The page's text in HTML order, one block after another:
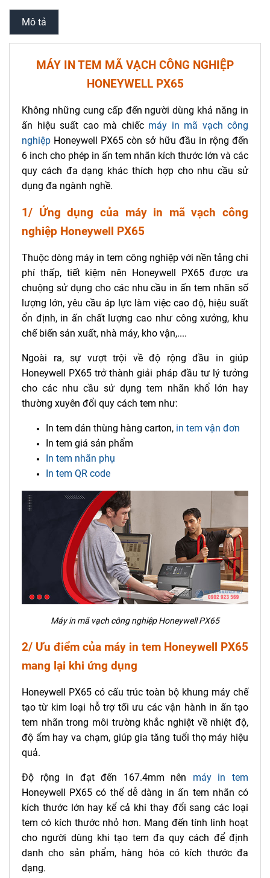
Mô tả
MÁY IN TEM MÃ VẠCH CÔNG NGHIỆP
HONEYWELL PX65
Không những cung cấp đến người dùng khả năng in
ấn hiệu suất cao mà chiếc máy in mã vạch công
nghiệp Honeywell PX65 còn sở hữu đầu in rộng đến
6 inch cho phép in ấn tem nhãn kích thước lớn và các
quy cách đa dạng khác thích hợp cho nhu cầu sử
dụng đa ngành nghề.
1/ Ứng dụng của máy in mã vạch công
nghiệp Honeywell PX65
Thuộc dòng máy in tem công nghiệp với nền tảng chi
phí thấp, tiết kiệm nên Honeywell PX65 được ưa
chuộng sử dụng cho các nhu cầu in ấn tem nhãn số
lượng lớn, yêu cầu áp lực làm việc cao độ, hiệu suất
ổn định, in ấn chất lượng cao như công xưởng, khu
chế biến sản xuất, nhà máy, kho vận,....
Ngoài ra, sự vượt trội về độ rộng đầu in giúp
Honeywell PX65 trở thành giải pháp đầu tư lý tưởng
cho các nhu cầu sử dụng tem nhãn khổ lớn hay
thường xuyên đổi quy cách tem như:
In tem dán thùng hàng carton, in tem vận đơn
In tem giá sản phẩm
In tem nhãn phụ
In tem QR code
Máy in mã vạch công nghiệp Honeywell PX65
2/ Ưu điểm của máy in tem Honeywell PX65
mang lại khi ứng dụng
Honeywell PX65 có cấu trúc toàn bộ khung máy chế
tạo từ kim loại hỗ trợ tối ưu các vận hành in ấn tạo
tem nhãn trong môi trường khắc nghiệt về nhiệt độ,
độ ẩm hay va chạm, giúp gia tăng tuổi thọ máy hiệu
quả.
Độ rộng in đạt đến 167.4mm nên máy in tem
Honeywell PX65 có thể dễ dàng in ấn tem nhãn có
kích thước lớn hay kể cả khi thay đổi sang các loại
tem có kích thước nhỏ hơn. Mang đến tính linh hoạt
cho người dùng khi tạo tem đa quy cách để định
danh cho sản phẩm, hàng hóa có kích thước đa
dạng.